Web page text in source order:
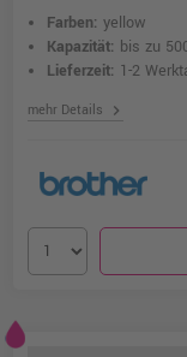
Farben: yellow
Kapazität: bis zu
Lieferzeit: 1-2
mehr Details chevron_right